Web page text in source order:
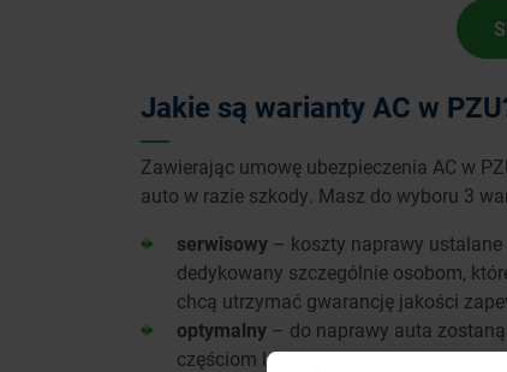
Jakie są warianty AC w
Zawierając umowę ubezpieczenia AC w
auto w razie szkody. Masz do wyboru 3
serwisowy – koszty naprawy
dedykowany szczególnie osobom,
chcą utrzymać gwarancję jakości
optymalny – do naprawy auta
częściom lub koszty naprawy